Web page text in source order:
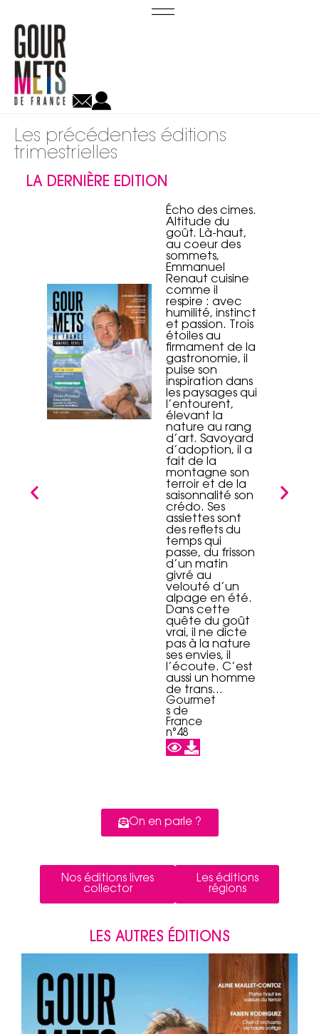
Les précédentes éditions
trimestrielles
LA DERNIÈRE EDITION
Écho des cimes.
Altitude du
goût. Là-haut,
au coeur des
sommets,
Emmanuel
Renaut cuisine
comme il
respire : avec
humilité, instinct
et passion. Trois
étoiles au
firmament de la
gastronomie, il
puise son
inspiration dans
les paysages qui
l’entourent,
élevant la
nature au rang
d’art. Savoyard
d’adoption, il a
fait de la
montagne son
terroir et de la
saisonnalité son
crédo. Ses
assiettes sont
des reflets du
temps qui
passe, du frisson
d’un matin
givré au
velouté d’un
alpage en été.
Dans cette
quête du goût
vrai, il ne dicte
pas à la nature
ses envies, il
l’écoute. C’est
aussi un homme
de trans…
Gourmet
s de
France
n°48
On en parle ?
Nos éditions livres
collector
Les éditions
régions
LES AUTRES ÉDITIONS